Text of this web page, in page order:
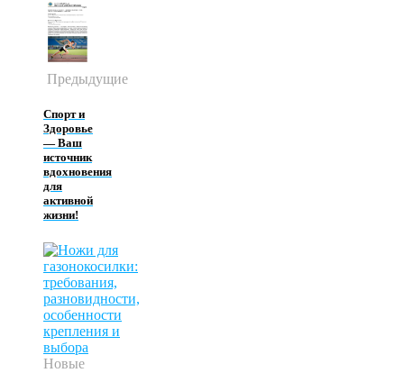
Предыдущие
Спорт и
Здоровье
— Ваш
источник
вдохновения
для
активной
жизни!
Новые